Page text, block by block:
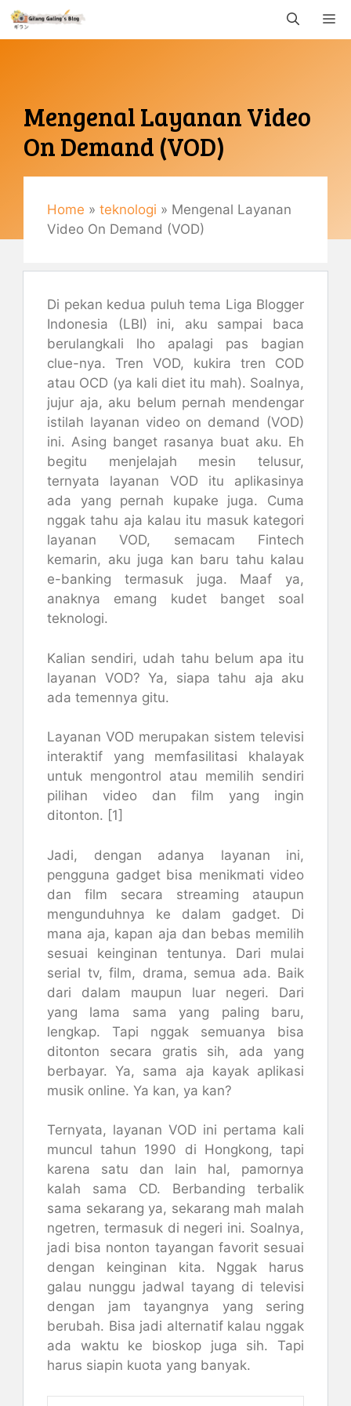
Langsung
Mengenal Layanan Video
On Demand (VOD)
Gemaulani
Home » teknologi » Mengenal Layanan
Video On Demand (VOD)
Di pekan kedua puluh tema Liga Blogger
Indonesia (LBI) ini, aku sampai baca
berulangkali lho apalagi pas bagian
clue-nya. Tren VOD, kukira tren COD
atau OCD (ya kali diet itu mah). Soalnya,
jujur aja, aku belum pernah mendengar
istilah layanan video on demand (VOD)
ini. Asing banget rasanya buat aku. Eh
begitu menjelajah mesin telusur,
ternyata layanan VOD itu aplikasinya
ada yang pernah kupake juga. Cuma
nggak tahu aja kalau itu masuk kategori
layanan VOD, semacam Fintech
kemarin, aku juga kan baru tahu kalau
e-banking termasuk juga. Maaf ya,
anaknya emang kudet banget soal
teknologi.
Kalian sendiri, udah tahu belum apa itu
layanan VOD? Ya, siapa tahu aja aku
ada temennya gitu.
Layanan VOD merupakan sistem televisi
interaktif yang memfasilitasi khalayak
untuk mengontrol atau memilih sendiri
pilihan video dan film yang ingin
ditonton. [1]
Jadi, dengan adanya layanan ini,
pengguna gadget bisa menikmati video
dan film secara streaming ataupun
mengunduhnya ke dalam gadget. Di
mana aja, kapan aja dan bebas memilih
sesuai keinginan tentunya. Dari mulai
serial tv, film, drama, semua ada. Baik
dari dalam maupun luar negeri. Dari
yang lama sama yang paling baru,
lengkap. Tapi nggak semuanya bisa
ditonton secara gratis sih, ada yang
berbayar. Ya, sama aja kayak aplikasi
musik online. Ya kan, ya kan?
Ternyata, layanan VOD ini pertama kali
muncul tahun 1990 di Hongkong, tapi
karena satu dan lain hal, pamornya
kalah sama CD. Berbanding terbalik
sama sekarang ya, sekarang mah malah
ngetren, termasuk di negeri ini. Soalnya,
jadi bisa nonton tayangan favorit sesuai
dengan keinginan kita. Nggak harus
galau nunggu jadwal tayang di televisi
dengan jam tayangnya yang sering
berubah. Bisa jadi alternatif kalau nggak
ada waktu ke bioskop juga sih. Tapi
harus siapin kuota yang banyak.